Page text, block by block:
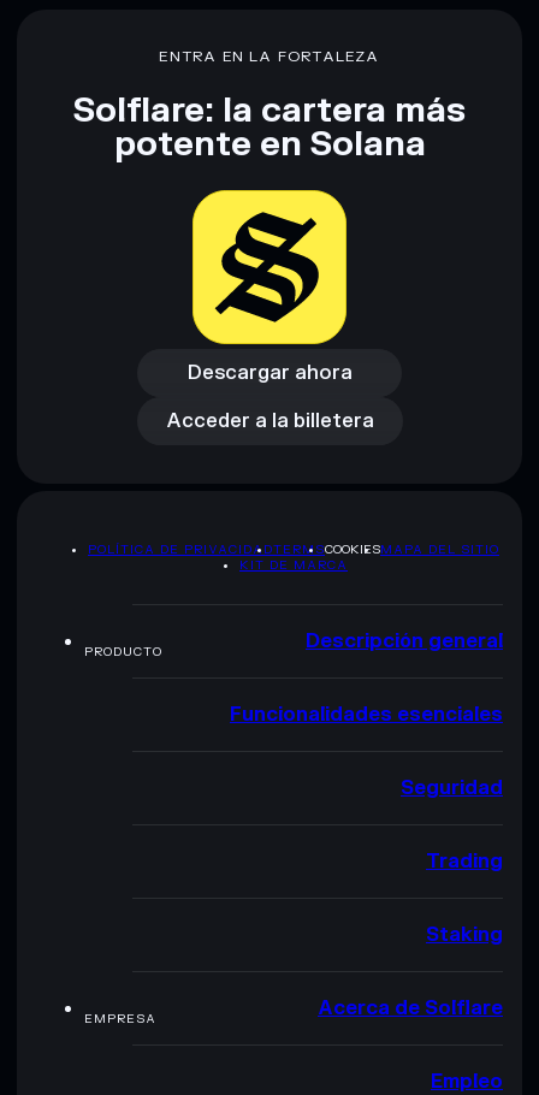
Descargo de responsabilidad: Esta información tiene
únicamente fines educativos y no constituye asesoramiento
proporcionados por rugcheck.xyz.
ENTRA EN LA FORTALEZA
Solflare: la cartera más
potente en Solana
Descargar ahora
Descargar ahora
Acceder a la billetera
Acceder a la billetera
POLÍTICA DE PRIVACIDADTERMSCOOKIESMAPA DEL SITIO
KIT DE MARCA
PRODUCTO Descripción general
Funcionalidades esenciales
Seguridad
Trading
Staking
EMPRESA Acerca de Solflare
Empleo